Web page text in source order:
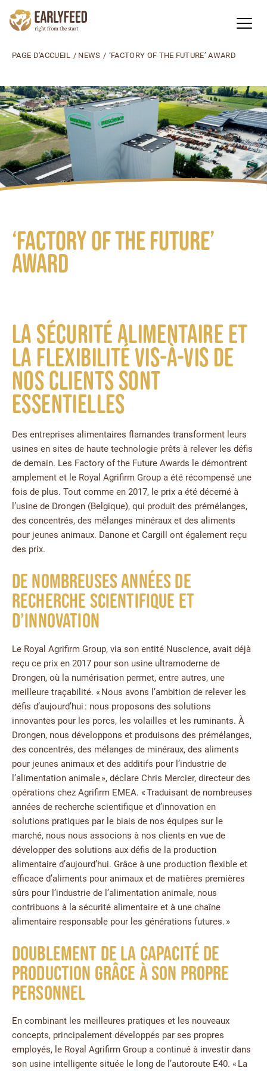
PAGE D'ACCUEIL / NEWS / ‘FACTORY OF THE FUTURE’ AWARD
‘Factory of the Future’
Award
La sécurité alimentaire et
la flexibilité vis-à-vis de
nos clients sont
essentielles
Des entreprises alimentaires flamandes transforment leurs
usines en sites de haute technologie prêts à relever les défis
de demain. Les Factory of the Future Awards le démontrent
amplement et le Royal Agrifirm Group a été récompensé une
fois de plus. Tout comme en 2017, le prix a été décerné à
l’usine de Drongen (Belgique), qui produit des prémélanges,
des concentrés, des mélanges minéraux et des aliments
pour jeunes animaux. Danone et Cargill ont également reçu
des prix.
De nombreuses années de
recherche scientifique et
d’innovation
Le Royal Agrifirm Group, via son entité Nuscience, avait déjà
reçu ce prix en 2017 pour son usine ultramoderne de
Drongen, où la numérisation permet, entre autres, une
meilleure traçabilité. « Nous avons l’ambition de relever les
défis d’aujourd’hui : nous proposons des solutions
innovantes pour les porcs, les volailles et les ruminants. À
Drongen, nous développons et produisons des prémélanges,
des concentrés, des mélanges de minéraux, des aliments
pour jeunes animaux et des additifs pour l’industrie de
l’alimentation animale », déclare Chris Mercier, directeur des
opérations chez Agrifirm EMEA. « Traduisant de nombreuses
années de recherche scientifique et d’innovation en
solutions pratiques par le biais de nos équipes sur le
marché, nous nous associons à nos clients en vue de
développer des solutions aux défis de la production
alimentaire d’aujourd’hui. Grâce à une production flexible et
efficace d’aliments pour animaux et de matières premières
sûrs pour l’industrie de l’alimentation animale, nous
contribuons à la sécurité alimentaire et à une chaîne
alimentaire responsable pour les générations futures. »
Doublement de la capacité de
production grâce à son propre
personnel
En combinant les meilleures pratiques et les nouveaux
concepts, principalement développés par ses propres
employés, le Royal Agrifirm Group a continué à investir dans
son usine intelligente située le long de l’autoroute E40. « La